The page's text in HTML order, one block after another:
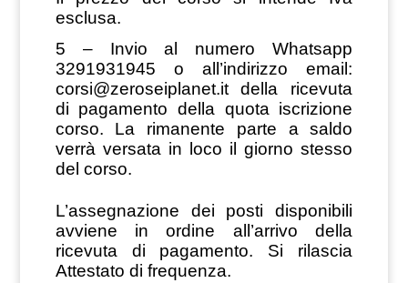
esclusa.
5 – Invio al numero Whatsapp
3291931945 o all’indirizzo email:
corsi@zeroseiplanet.itdella ricevuta
di pagamento della quota iscrizione
corso. La rimanente parte a saldo
verrà versata in loco il giorno stesso
del corso.
L’assegnazione dei posti disponibili
avviene in ordine all’arrivo della
ricevuta di pagamento. Si rilascia
Attestato di frequenza.